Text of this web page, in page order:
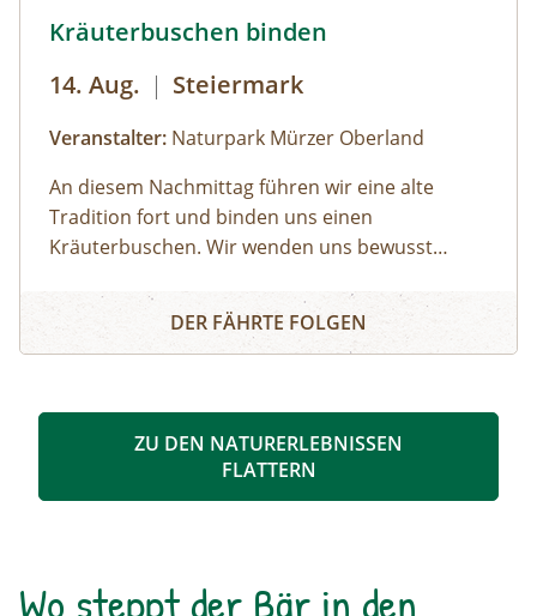
Kräuterbuschen binden
14. Aug. | Steiermark
Veranstalter: Naturpark Mürzer Oberland
An diesem Nachmittag führen wir eine alte
Tradition fort und binden uns einen
Kräuterbuschen. Wir wenden uns bewusst
Gesundheit zu erhalten.
Kräuterbuschen binden
DER FÄHRTE FOLGEN
ZU DEN NATURERLEBNISSEN
FLATTERN
Wo steppt der Bär in den